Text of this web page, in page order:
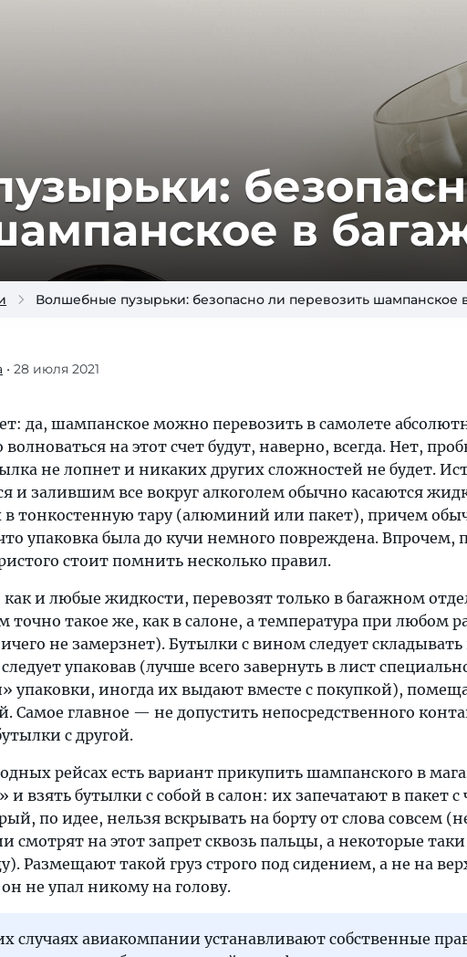
в
Волшебные пузырьки: безопасно ли перевозить шампанское
• 28 июля 2021
да, шампанское можно перевозить в самолете
волноваться на этот счет будут, наверно, всегда. Нет,
не лопнет и никаких других сложностей не будет.
и залившим все вокруг алкоголем обычно касаются
в тонкостенную тару (алюминий или пакет), причем
упаковка была до кучи немного повреждена. Впрочем,
стоит помнить несколько правил.
и любые жидкости, перевозят только в багажном
точно такое же, как в салоне, а температура при любом
не замерзнет). Бутылки с вином следует
упаковав (лучше всего завернуть в лист
упаковки, иногда их выдают вместе с покупкой),
Самое главное — не допустить непосредственного
с другой.
рейсах есть вариант прикупить шампанского в
взять бутылки с собой в салон: их запечатают в пакет с
по идее, нельзя вскрывать на борту от слова совсем
смотрят на этот запрет сквозь пальцы, а некоторые
Размещают такой груз строго под сидением, а не на
не упал никому на голову.
случаях авиакомпании устанавливают собственные